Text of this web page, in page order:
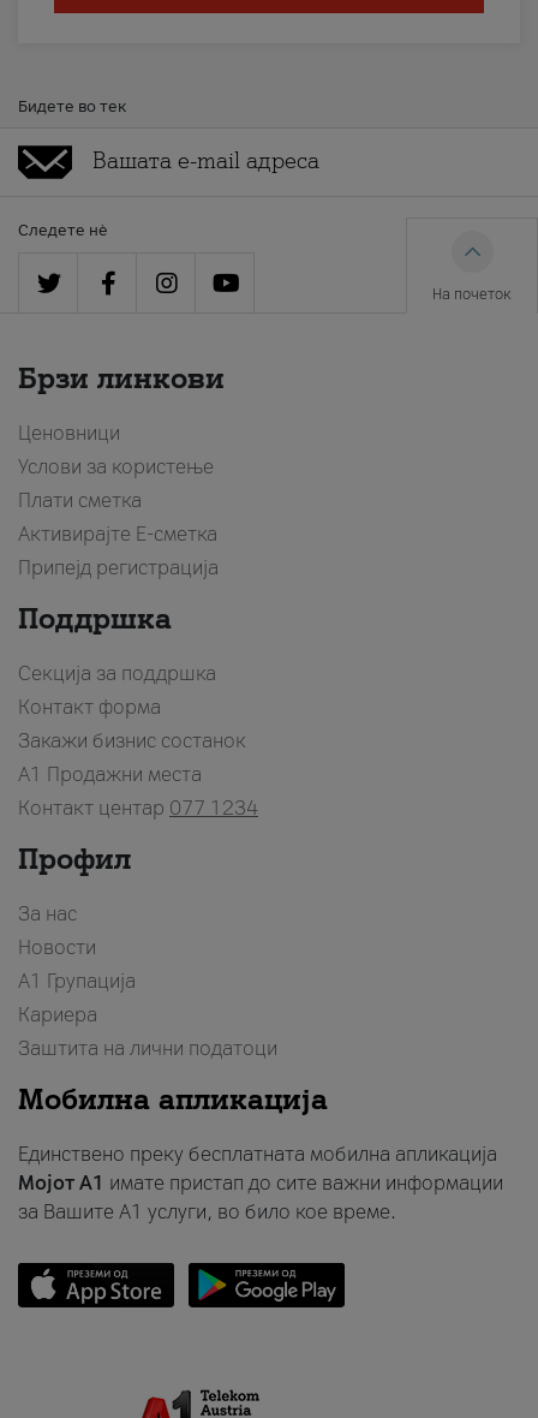
Бидете во тек
Следете нè
На почеток
Брзи линкови
Ценовници
Услови за користење
Плати сметка
Активирајте Е-сметка
Припејд регистрација
Поддршка
Секција за поддршка
Контакт форма
Закажи бизнис состанок
A1 Продажни места
Контакт центар 077 1234
Профил
За нас
Новости
А1 Групација
Кариера
Заштита на лични податоци
Мобилна апликација
Единствено преку бесплатната мобилна апликација
Мојот A1 имате пристап до сите важни информации
за Вашите A1 услуги, во било кое време.